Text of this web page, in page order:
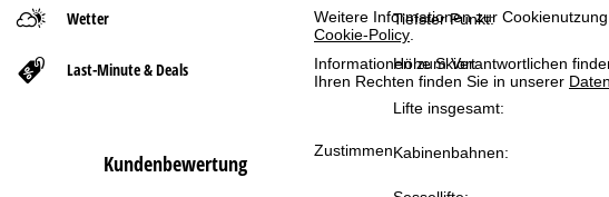
Weitere Informationen zur
Cookie-Policy.
Informationen zum Verantwortlichen
Ihren Rechten finden Sie in unserer
Zustimmen
Wetter
Last-Minute & Deals
Kundenbewertung
s
e
i
t
Tiefster Punkt:
Höhe Skiort:
Lifte insgesamt:
Kabinenbahnen: